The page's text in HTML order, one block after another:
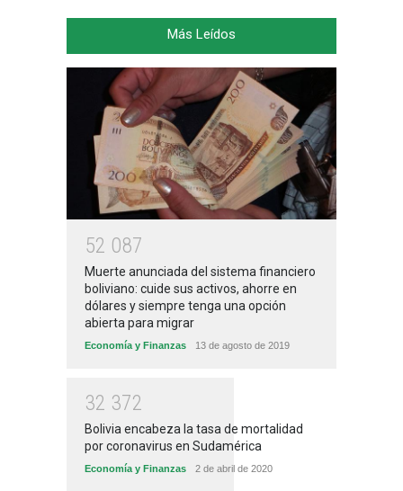
Más Leídos
52 087
Muerte anunciada del sistema financiero
boliviano: cuide sus activos, ahorre en
dólares y siempre tenga una opción
abierta para migrar
Economía y Finanzas 13 de agosto de 2019
32 372
Bolivia encabeza la tasa de mortalidad
por coronavirus en Sudamérica
Economía y Finanzas 2 de abril de 2020